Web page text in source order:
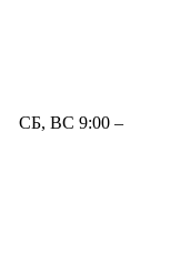
СБ, ВС 9:00 –